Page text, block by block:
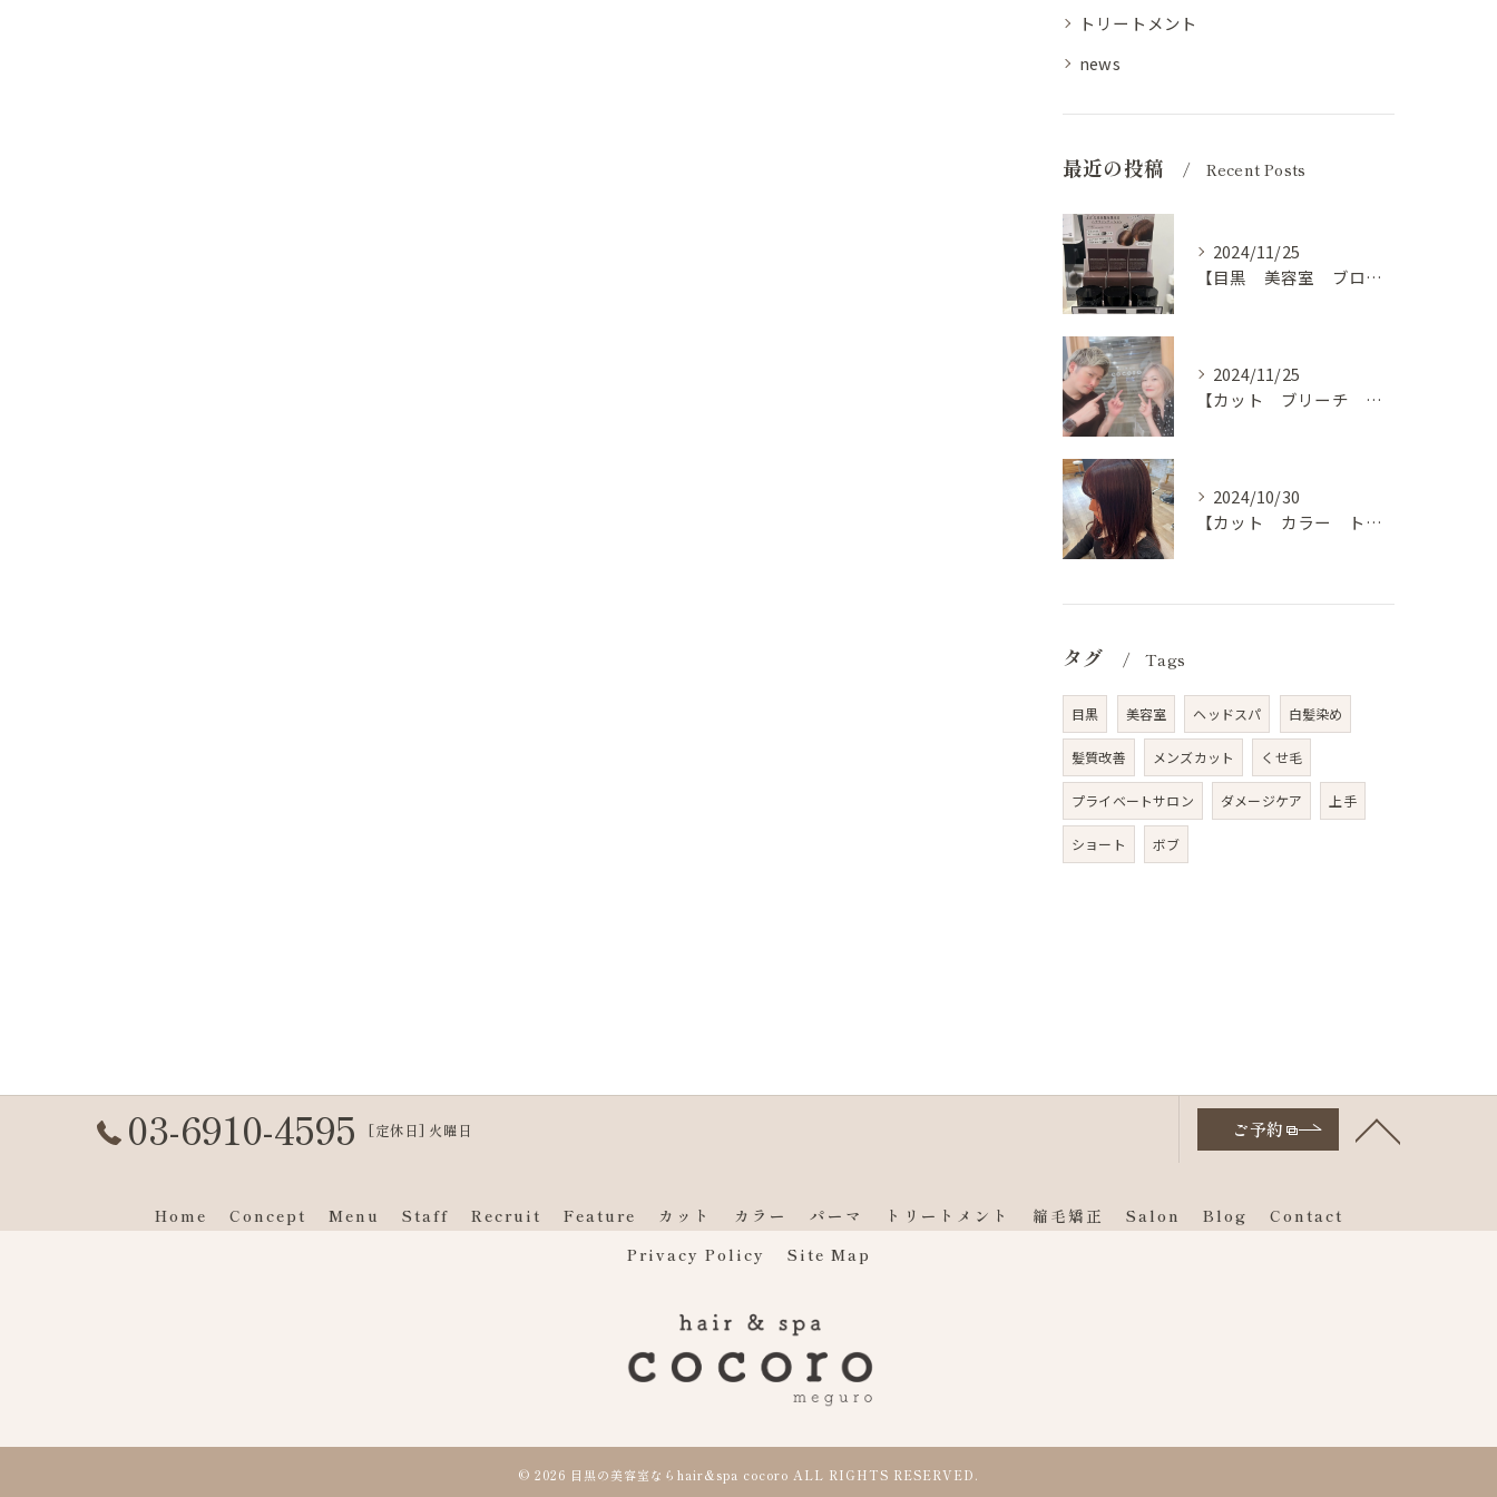
トリートメント
news
最近の投稿 Recent Posts
2024/11/25
【目黒 美容室 ブログ】
2024/11/25
【カット ブリーチ カラー トリートメント 目黒 美容室】
2024/10/30
【カット カラー トリートメント 目黒 美容室 スタイル】
タグ Tags
目黒 美容室 ヘッドスパ 白髪染め
髪質改善 メンズカット くせ毛
プライベートサロン ダメージケア 上手
ショート ボブ
03-6910-4595 [定休日] 火曜日 ご予約
Home Concept Menu Staff Recruit Feature カット カラー パーマ トリートメント 縮毛矯正 Salon Blog
Contact
Privacy Policy
Site Map
© 2026 目黒の美容室ならhair&spa cocoro ALL RIGHTS RESERVED.